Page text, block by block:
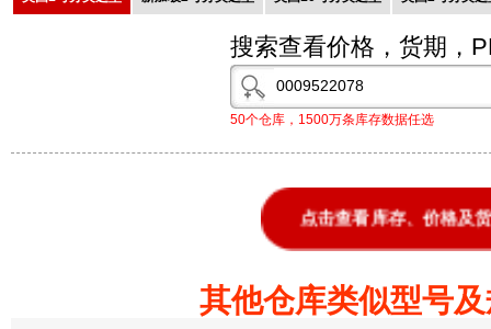
搜索查看价格，货期，
50个仓库，1500万条库存数据任选
点击查看库存、价格及
其他仓库类似型号